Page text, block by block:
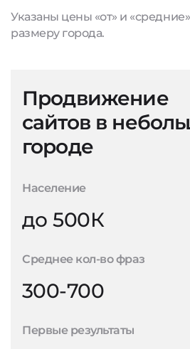
Указаны цены «от» и
размеру города.
Продвижение
сайтов в
городе
Население
до 500К
Среднее кол-во фраз
300-700
Первые результаты